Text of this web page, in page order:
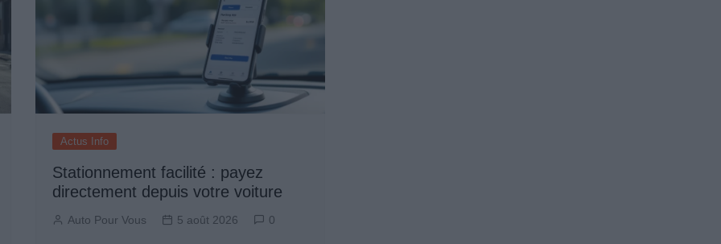
Actus Info
Stationnement facilité : payez
directement depuis votre voiture
Auto Pour Vous 5 août 2026 0